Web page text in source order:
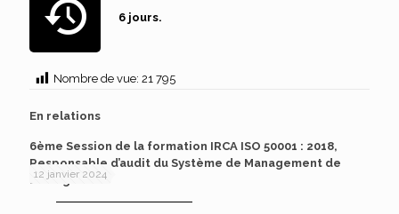
6 jours.
Nombre de vue: 21 795
En relations
12 janvier 2024
6ème Session de la formation IRCA ISO 50001 : 2018,
Responsable d’audit du Système de Management de
l’Energie